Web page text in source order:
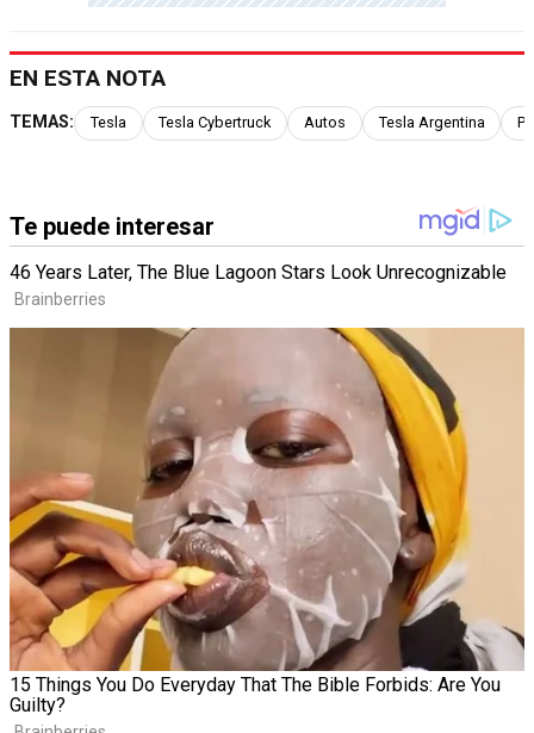
EN ESTA NOTA
TEMAS: Tesla Tesla Cybertruck Autos Tesla Argentina